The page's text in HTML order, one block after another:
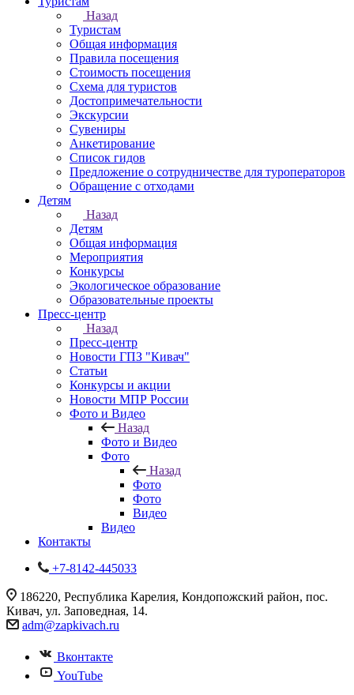
Назад
Туристам
Общая информация
Правила посещения
Стоимость посещения
Схема для туристов
Достопримечательности
Экскурсии
Сувениры
Анкетирование
Список гидов
Предложение о сотрудничестве для туроператоров
Обращение с отходами
Детям
Назад
Детям
Общая информация
Мероприятия
Конкурсы
Экологическое образование
Образовательные проекты
Пресс-центр
Назад
Пресс-центр
Новости ГПЗ "Кивач"
Статьи
Конкурсы и акции
Новости МПР России
Фото и Видео
Назад
Фото и Видео
Фото
Назад
Фото
Фото
Видео
Видео
Контакты
+7-8142-445033
186220, Республика Карелия, Кондопожский район, пос.
Кивач, ул. Заповедная, 14.
adm@zapkivach.ru
Вконтакте
YouTube